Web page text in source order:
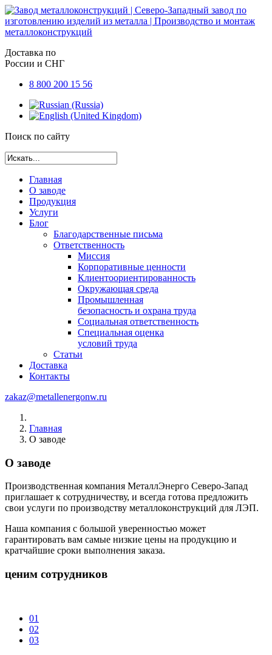
Доставка по
России и СНГ
8 800 200 15 56
Поиск по сайту
Главная
О заводе
Продукция
Услуги
Блог
Благодарственные письма
Ответственность
Миссия
Корпоративные ценности
Клиентоориентированность
Окружающая среда
Промышленная
безопасность и охрана труда
Социальная ответственность
Специальная оценка
условий труда
Статьи
Доставка
Контакты
zakaz@metallenergonw.ru
Главная
О заводе
О заводе
Производственная компания МеталлЭнерго Северо-Запад
приглашает к сотрудничеству, и всегда готова предложить
свои услуги по производству металлоконструкций для ЛЭП.
Наша компания с большой уверенностью может
гарантировать вам самые низкие цены на продукцию и
кратчайшие сроки выполнения заказа.
ценим сотрудников
01
02
03